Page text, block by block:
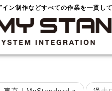
ン制作などすべての作業を一貫し